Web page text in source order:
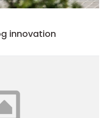
innovation